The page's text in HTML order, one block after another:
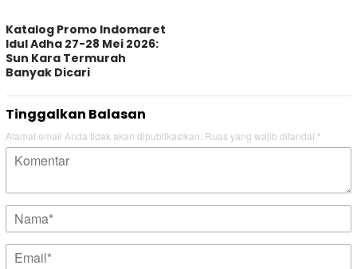
Katalog Promo Indomaret
Idul Adha 27-28 Mei 2026:
Sun Kara Termurah
Banyak Dicari
Tinggalkan Balasan
Alamat email Anda tidak akan dipublikasikan. Ruas yang wajib ditandai *